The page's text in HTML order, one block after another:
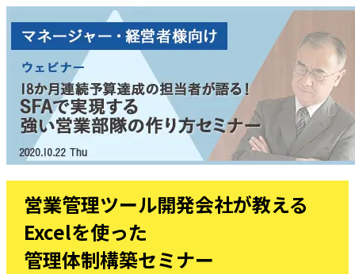
営業管理ツール開発会社が教える
Excelを使った
管理体制構築セミナー